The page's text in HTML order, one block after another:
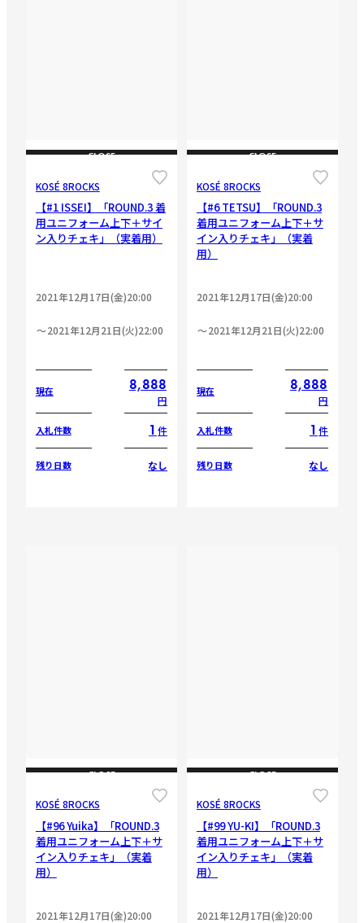
CLOSE
KOSÉ 8ROCKS
【#1 ISSEI】「ROUND.3 着
用ユニフォーム上下＋サイ
ン入りチェキ」（実着用）
2021年12月17日(金)20:00
2021年12月21日(火)22:00
現在 8,888
円
入札件数 1 件
残り日数 なし
CLOSE
KOSÉ 8ROCKS
【#6 TETSU】「ROUND.3
着用ユニフォーム上下＋サ
イン入りチェキ」（実着
用）
2021年12月17日(金)20:00
2021年12月21日(火)22:00
現在 8,888
円
入札件数 1 件
残り日数 なし
CLOSE
KOSÉ 8ROCKS
【#96 Yuika】「ROUND.3
着用ユニフォーム上下＋サ
イン入りチェキ」（実着
用）
2021年12月17日(金)20:00
CLOSE
KOSÉ 8ROCKS
【#99 YU-KI】「ROUND.3
着用ユニフォーム上下＋サ
イン入りチェキ」（実着
用）
2021年12月17日(金)20:00